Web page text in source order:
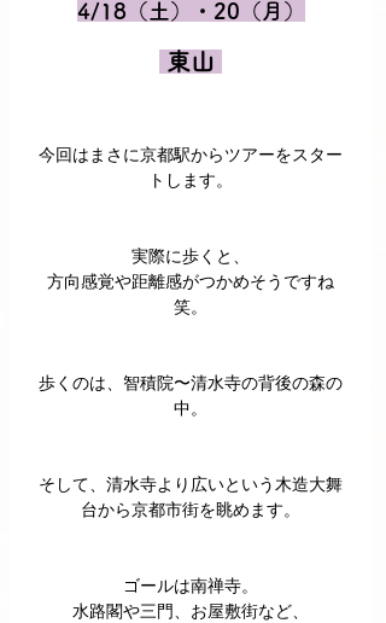
4/18（土）・20（月）
東山
今回はまさに京都駅からツアーをスター
トします。
実際に歩くと、
方向感覚や距離感がつかめそうですね
笑。
歩くのは、智積院〜清水寺の背後の森の
中。
そして、清水寺より広いという木造大舞
台から京都市街を眺めます。
ゴールは南禅寺。
水路閣や三門、お屋敷街など、